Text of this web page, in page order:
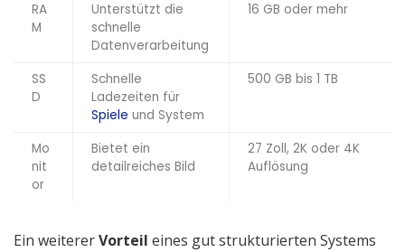
RA
M
Unterstützt die
schnelle
Datenverarbeitung
16 GB oder mehr
SS
D
Schnelle
Ladezeiten für
Spiele und System
500 GB bis 1 TB
Mo
nit
or
Bietet ein
detailreiches Bild
27 Zoll, 2K oder 4K
Auflösung
Ein weitererVorteil eines gut strukturierten Systems